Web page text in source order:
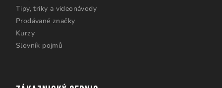
Tipy, triky a videonávody
Prodávané značky
Kurzy
Slovník pojmů